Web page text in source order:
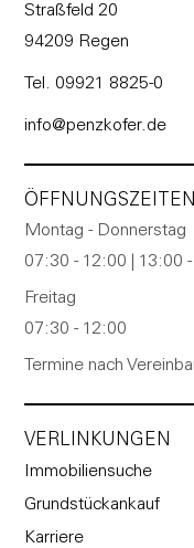
Straßfeld 20
94209 Regen
Tel. 09921 8825-0
info@penzkofer.de
Montag - Donnerstag
07:30 - 12:00 | 13:00
Freitag
07:30 - 12:00
Termine nach
VERLINKUNGEN
Immobiliensuche
Grundstückankauf
Karriere